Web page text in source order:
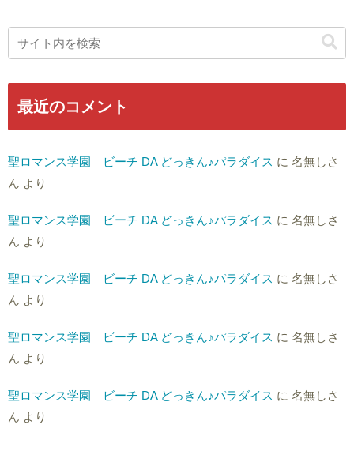
最近のコメント
聖ロマンス学園 ビーチ DA どっきん♪パラダイス に 名無しさ
ん より
聖ロマンス学園 ビーチ DA どっきん♪パラダイス に 名無しさ
ん より
聖ロマンス学園 ビーチ DA どっきん♪パラダイス に 名無しさ
ん より
聖ロマンス学園 ビーチ DA どっきん♪パラダイス に 名無しさ
ん より
聖ロマンス学園 ビーチ DA どっきん♪パラダイス に 名無しさ
ん より